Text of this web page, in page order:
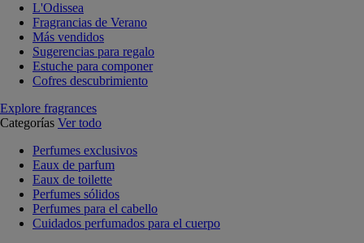
L'Odissea
Fragrancias de Verano
Más vendidos
Sugerencias para regalo
Estuche para componer
Cofres descubrimiento
Explore fragrances
Categorías Ver todo
Perfumes exclusivos
Eaux de parfum
Eaux de toilette
Perfumes sólidos
Perfumes para el cabello
Cuidados perfumados para el cuerpo